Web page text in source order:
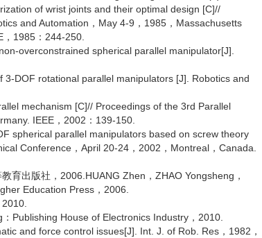
of wrist joints and their optimal design [C]//
and Automation，May 4-9，1985，Massachusetts
1985：244-250.
overconstrained spherical parallel manipulator[J].
DOF rotational parallel manipulators [J]. Robotics and
mechanism [C]// Proceedings of the 3rd Parallel
IEEE，2002：139-150.
spherical parallel manipulators based on screw theory
Conference，April 20-24，2002，Montreal，Canada.
育出版社，2006.HUANG Zhen，ZHAO Yongsheng，
Education Press，2006.
Publishing House of Electronics Industry，2010.
and force control issues[J]. Int. J. of Rob. Res，1982，